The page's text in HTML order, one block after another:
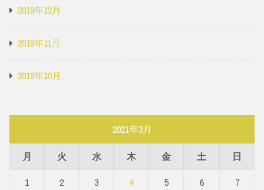
2019年12月
2019年11月
2019年10月
2021年3月
月 火 水 木 金 土
日
1
2 3 4 5 6
7